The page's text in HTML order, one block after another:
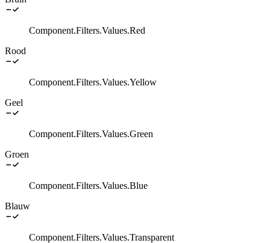
Component.Filters.Values.Red
Rood
Component.Filters.Values.Yellow
Geel
Component.Filters.Values.Green
Groen
Component.Filters.Values.Blue
Blauw
Component.Filters.Values.Transparent